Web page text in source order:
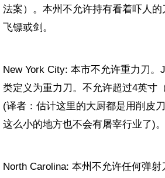
法案）。本州不允许持有看着吓人的
飞镖或剑。
New York City: 本市不允许重力刀。
类定义为重力刀。不允许超过4英寸
(译者：估计这里的大厨都是用削皮
这么小的地方也不会有屠宰行业了)。
North Carolina: 本州不允许任何弹